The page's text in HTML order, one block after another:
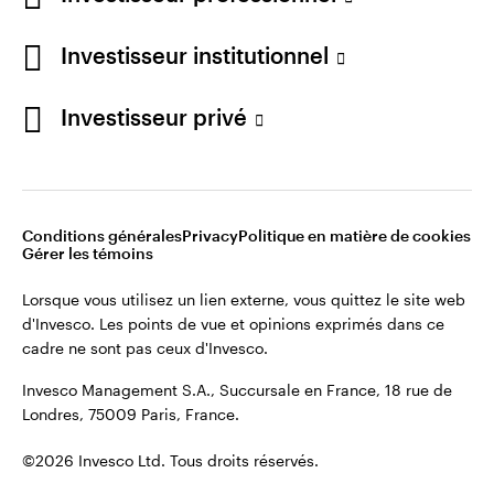
Investisseur institutionnel
Investisseur privé
Conditions généralesPrivacyPolitique en matière de cookies
Gérer les témoins
Lorsque vous utilisez un lien externe, vous quittez le site web
d'Invesco. Les points de vue et opinions exprimés dans ce
cadre ne sont pas ceux d'Invesco.
Invesco Management S.A., Succursale en France, 18 rue de
Londres, 75009 Paris, France.
©2026 Invesco Ltd. Tous droits réservés.